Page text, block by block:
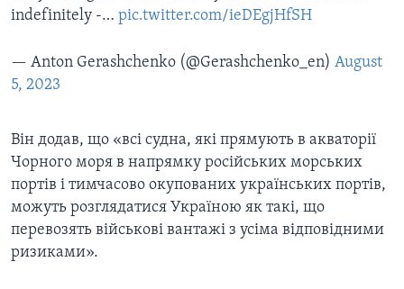
indefinitely -… pic.twitter.com/ieDEgjHfSH
— Anton Gerashchenko (@Gerashchenko_en) August
5, 2023
Він додав, що «всі судна, які прямують в акваторії
Чорного моря в напрямку російських морських
портів і тимчасово окупованих українських портів,
можуть розглядатися Україною як такі, що
перевозять військові вантажі з усіма відповідними
ризиками».